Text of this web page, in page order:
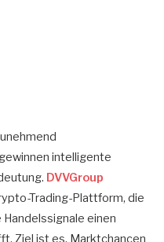
intelligente
DVVGroup
Trading-Plattform, die
einen
Ziel ist es, Marktchancen